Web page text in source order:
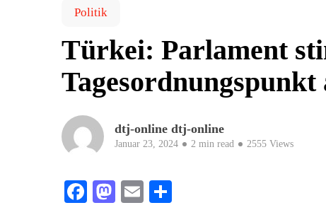
Politik
Türkei: Parlament
Tagesordnungspunkt
dtj-online dtj-online
Januar 23, 2024 2 min read 2555 Views
Facebook
Mastodon
Email